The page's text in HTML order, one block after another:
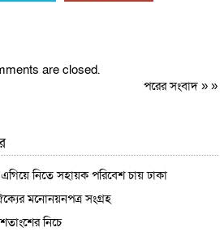
are closed.
পরের সংবাদ» »
নিতে সহায়ক পরিবেশ চায় ঢাকা
মনোনয়নপত্র সংগ্রহ
নিচে